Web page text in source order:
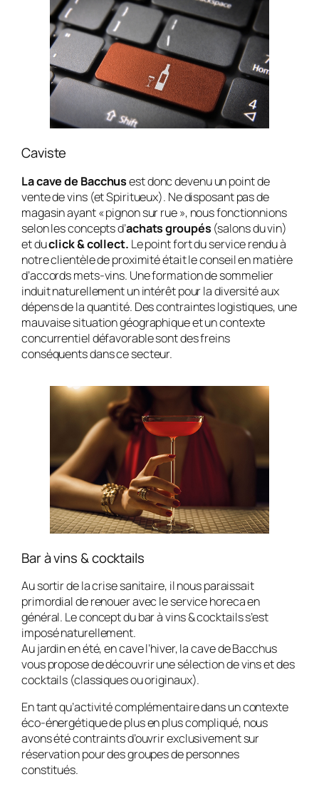
Caviste
La cave de Bacchusest donc devenu un point de
vente de vins (et Spiritueux). Ne disposant pas de
magasin ayant « pignon sur rue », nous fonctionnions
selon les concepts d’achats groupés (salons du vin)
et duclick & collect. Le point fort du service rendu à
notre clientèle de proximité était le conseil en matière
d’accords mets-vins. Une formation de sommelier
induit naturellement un intérêt pour la diversité aux
dépens de la quantité. Des contraintes logistiques, une
mauvaise situation géographique et un contexte
concurrentiel défavorable sont des freins
conséquents dans ce secteur.
Bar à vins & cocktails
Au sortir de la crise sanitaire, il nous paraissait
primordial de renouer avec le service horeca en
général. Le concept du bar à vins & cocktails s’est
imposé naturellement.
Au jardin en été, en cave l’hiver, la cave de Bacchus
vous propose de découvrir une sélection de vins et des
cocktails (classiques ou originaux).
En tant qu’activité complémentaire dans un contexte
éco-énergétique de plus en plus compliqué, nous
avons été contraints d’ouvrir exclusivement sur
réservation pour des groupes de personnes
constitués.